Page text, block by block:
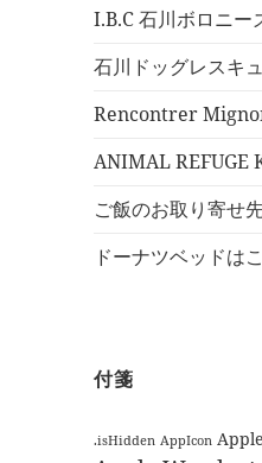
I.B.C 石川ボロニー
石川ドッグレスキ
Rencontrer
ANIMAL REFUGE
ご飯のお取り寄せ
ドーナツベッドは
付箋
.isHidden AppIcon